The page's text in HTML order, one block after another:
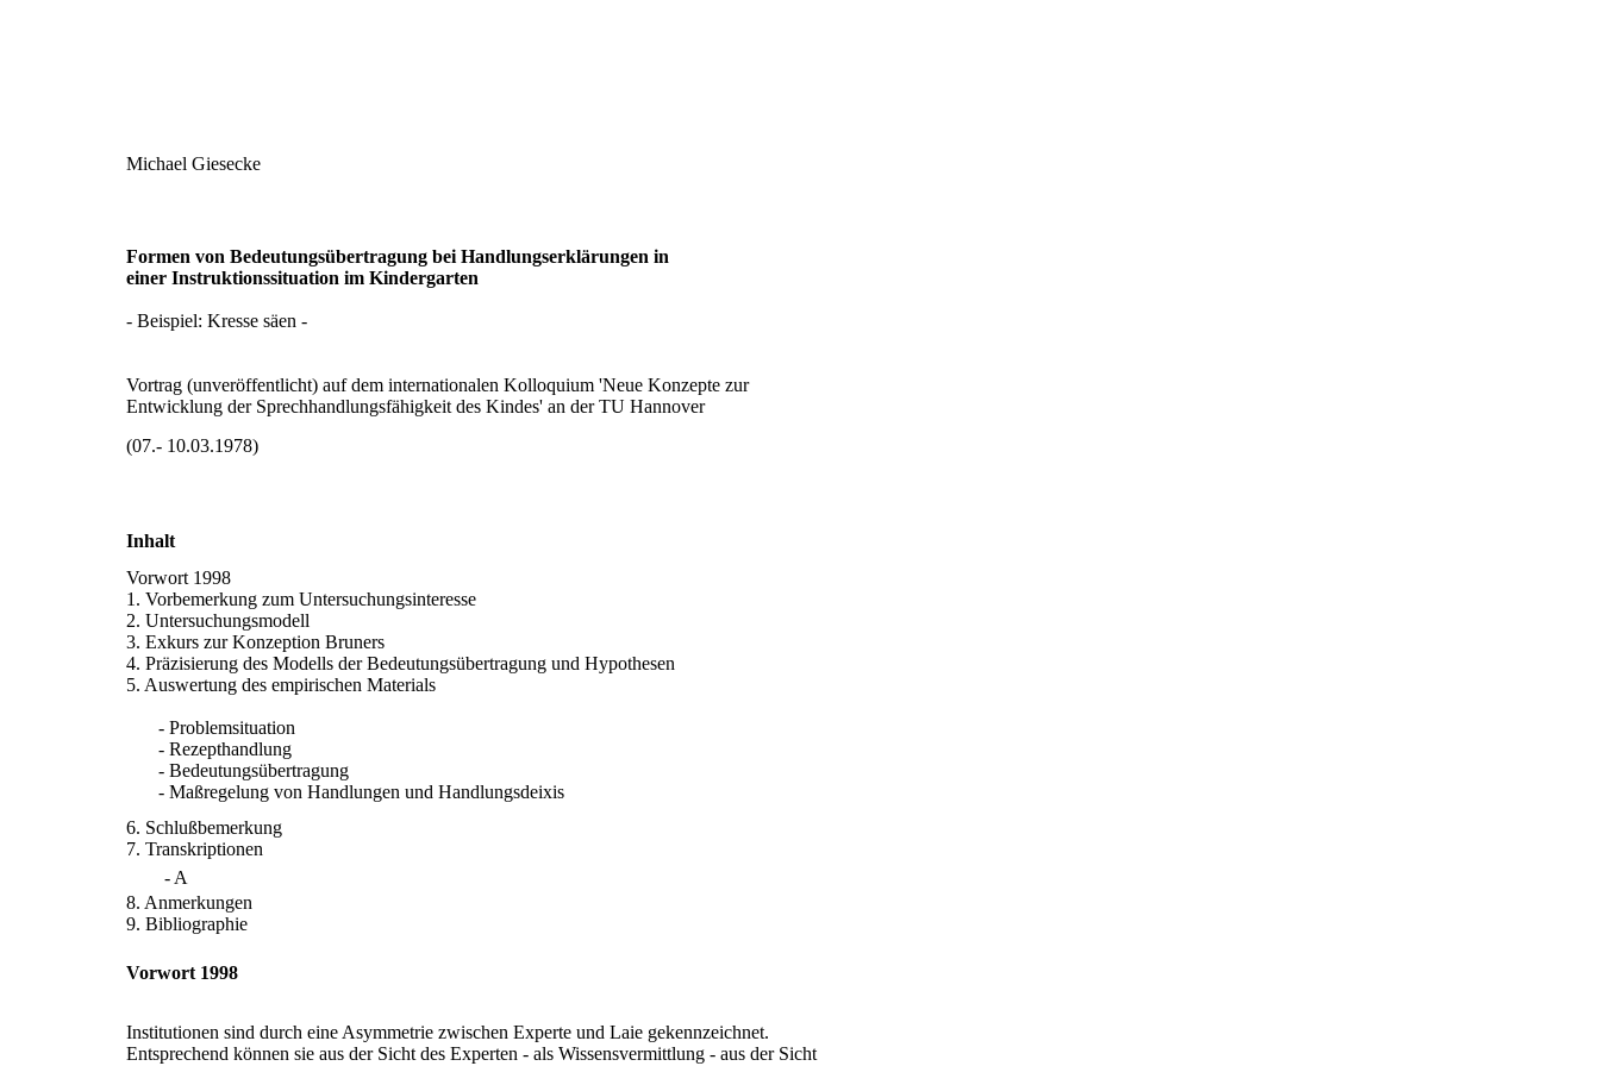
Michael Giesecke
Formen von Bedeutungsübertragung bei Handlungserklärungen in
einer Instruktionssituation im Kindergarten
- Beispiel: Kresse säen -
Vortrag (unveröffentlicht) auf dem internationalen Kolloquium 'Neue Konzepte zur
Entwicklung der Sprechhandlungsfähigkeit des Kindes' an der TU Hannover
(07.- 10.03.1978)
Inhalt
Vorwort 1998
1. Vorbemerkung zum Untersuchungsinteresse
2. Untersuchungsmodell
3. Exkurs zur Konzeption Bruners
4. Präzisierung des Modells der Bedeutungsübertragung und Hypothesen
5. Auswertung des empirischen Materials
- Problemsituation
- Rezepthandlung
- Bedeutungsübertragung
- Maßregelung von Handlungen und Handlungsdeixis
6. Schlußbemerkung
7. Transkriptionen
- A
8. Anmerkungen
9. Bibliographie
Vorwort 1998
Institutionen sind durch eine Asymmetrie zwischen Experte und Laie gekennzeichnet.
Entsprechend können sie aus der Sicht des Experten - als Wissensvermittlung - aus der Sicht